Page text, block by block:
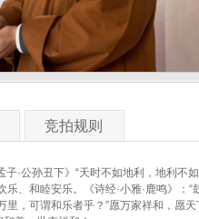
竞拍规则
·公孙丑下》“天时不如地利，地利不
乐、和睦安乐。《诗经·小雅·鹿鸣》：
里，可谓和乐者乎？”愿万家祥和，愿